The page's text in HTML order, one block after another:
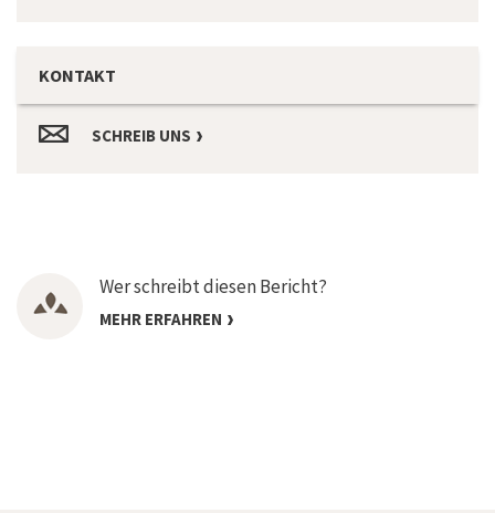
KONTAKT
SCHREIB UNS
Wer schreibt diesen Bericht?
MEHR ERFAHREN